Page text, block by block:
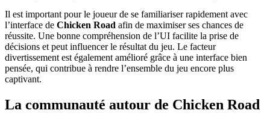
Il est important pour le joueur de se familiariser rapidement avec
l’interface de Chicken Road afin de maximiser ses chances de
réussite. Une bonne compréhension de l’UI facilite la prise de
décisions et peut influencer le résultat du jeu. Le facteur
divertissement est également amélioré grâce à une interface bien
pensée, qui contribue à rendre l’ensemble du jeu encore plus
captivant.
La communauté autour de Chicken Road